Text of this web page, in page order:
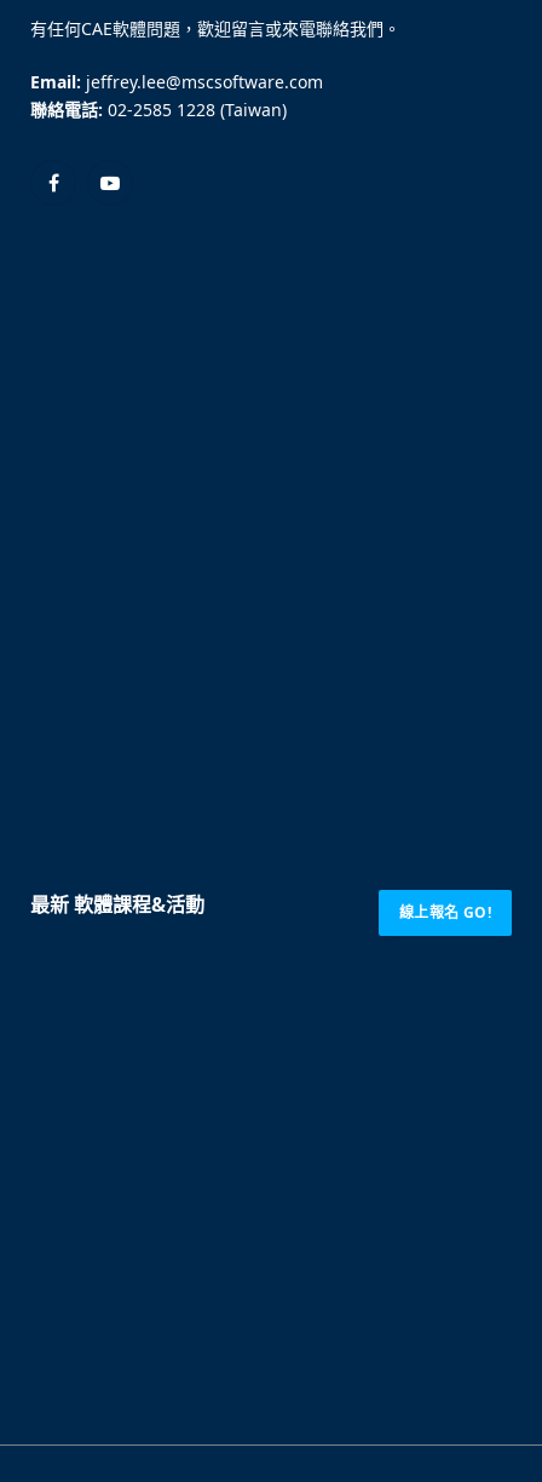
有任何CAE軟體問題，歡迎留言或來電聯絡我們。
Email: jeffrey.lee@mscsoftware.com
聯絡電話: 02-2585 1228 (Taiwan)
FacebookYouTube
最新 軟體課程&活動 線上報名 GO!